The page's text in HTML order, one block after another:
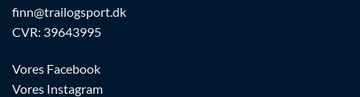
finn@trailogsport.dk
CVR: 39643995
Vores Facebook
Vores Instagram